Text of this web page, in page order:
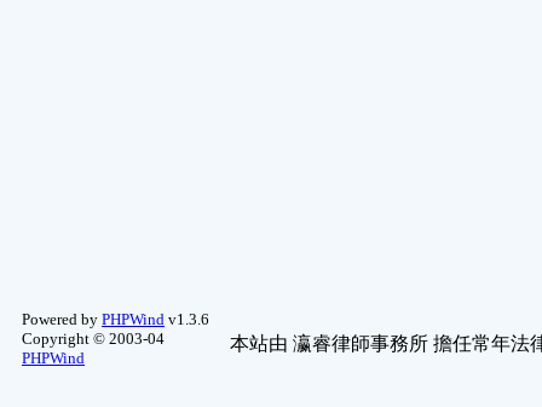
Powered by PHPWind v1.3.6
Copyright © 2003-04
PHPWind
本站由 瀛睿律師事務所 擔任常年法